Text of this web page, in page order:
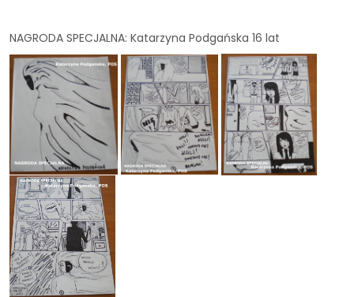
NAGRODA SPECJALNA: Katarzyna Podgańska 16 lat